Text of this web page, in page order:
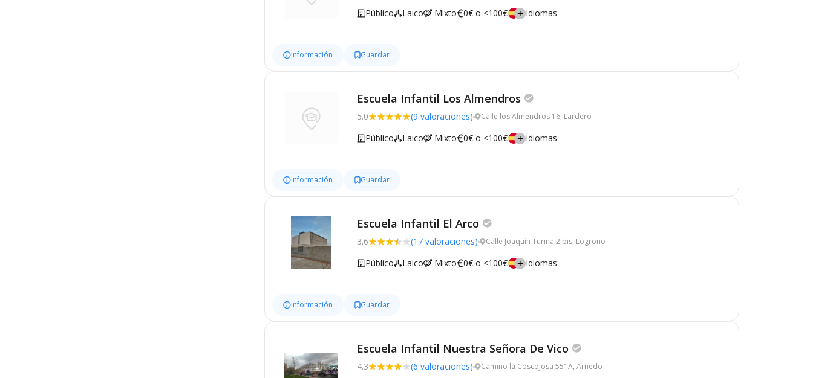
Público Laico Mixto 0€ o <100€ Idiomas
Información Guardar
Escuela Infantil Los Almendros
5.0 (9 valoraciones) Calle los Almendros 16, Lardero
Público Laico Mixto 0€ o <100€ Idiomas
Información Guardar
Escuela Infantil El Arco
3.6 (17 valoraciones) Calle Joaquín Turina 2 bis, Logroño
Público Laico Mixto 0€ o <100€ Idiomas
Información Guardar
Escuela Infantil Nuestra Señora De Vico
4.3 (6 valoraciones) Camino la Coscojosa 551A, Arnedo